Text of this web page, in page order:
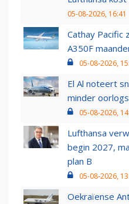
05-08-2026, 16:41
Cathay Pacific
A350F
05-08-2026,
El Al noteert
minder
05-08-2026,
Lufthansa
begin 2027,
plan B
05-08-2026,
Oekraïense